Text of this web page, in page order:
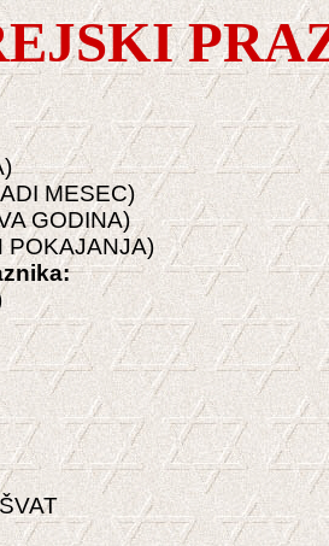
MESEC)
GODINA)
POKAJANJA)